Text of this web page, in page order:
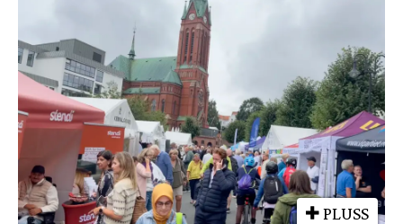
PLUSS